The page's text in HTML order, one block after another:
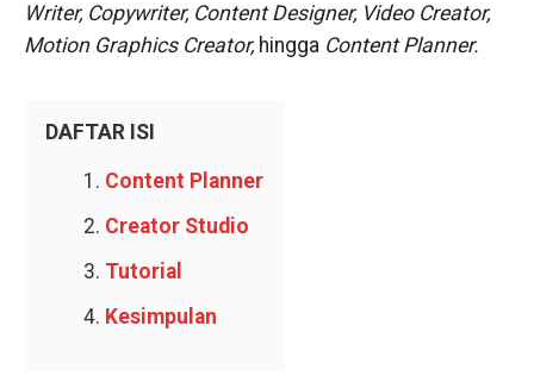
Writer, Copywriter, Content Designer, Video Creator,
Motion Graphics Creator, hingga Content Planner.
DAFTAR ISI
Content Planner
Creator Studio
Tutorial
Kesimpulan